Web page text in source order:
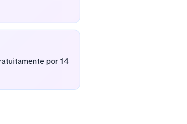
por 14